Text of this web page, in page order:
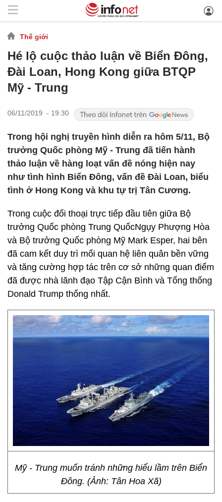
Thế giới
Hé lộ cuộc thảo luận về Biển Đông,
Đài Loan, Hong Kong giữa BTQP
Mỹ - Trung
06/11/2019 - 19:30
Trong hội nghị truyền hình diễn ra hôm 5/11, Bộ
trưởng Quốc phòng Mỹ - Trung đã tiến hành
thảo luận về hàng loạt vấn đề nóng hiện nay
như tình hình Biển Đông, vấn đề Đài Loan, biểu
tình ở Hong Kong và khu tự trị Tân Cương.
Trong cuộc đối thoại trực tiếp đầu tiên giữa Bộ
trưởng Quốc phòng Trung QuốcNgụy Phượng Hòa
và Bộ trưởng Quốc phòng Mỹ Mark Esper, hai bên
đã cam kết duy trì mối quan hệ liên quân bền vững
và tăng cường hợp tác trên cơ sở những quan điểm
đã được nhà lãnh đạo Tập Cận Bình và Tổng thống
Donald Trump thống nhất.
Mỹ - Trung muốn tránh những hiểu lầm trên Biển
Đông. (Ảnh: Tân Hoa Xã)